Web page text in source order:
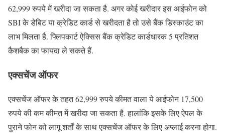
62,999 रुपये में खरीदा जा सकता है. अगर कोई खरीदार इस आईफोन को
SBI के डेबिट या क्रेडिट कार्ड से खरीदता है तो उसे बैंक डिस्काउंट का
लाभ मिलता है. फ्लिपकार्ट ऐक्सिस बैंक क्रेडिट कार्डधारक 5 प्रतिशत
कैशबैक का फायदा ले सकते हैं.
एक्सचेंज ऑफर
एक्सचेंज ऑफर के तहत 62,999 रुपये कीमत वाला ये आईफोन 17,500
रुपये की कम कीमत में खरीदा जा सकता है. हालांकि इसके लिए ऐपल के
पुराने फोन को लागू शर्तों के साथ एक्सचेंज ऑफर के लिए अप्लाई करना होगा.